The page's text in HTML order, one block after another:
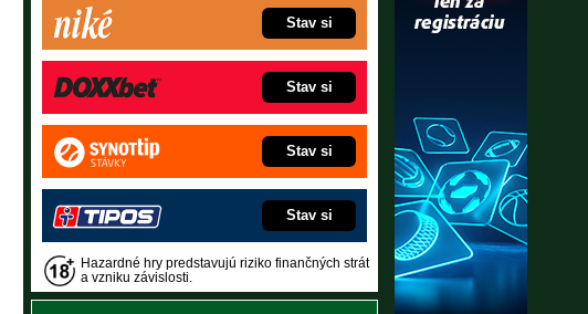
Stav si
Stav si
Stav si
Stav si
Hazardné hry predstavujú riziko finančných strát
a vzniku závislosti.